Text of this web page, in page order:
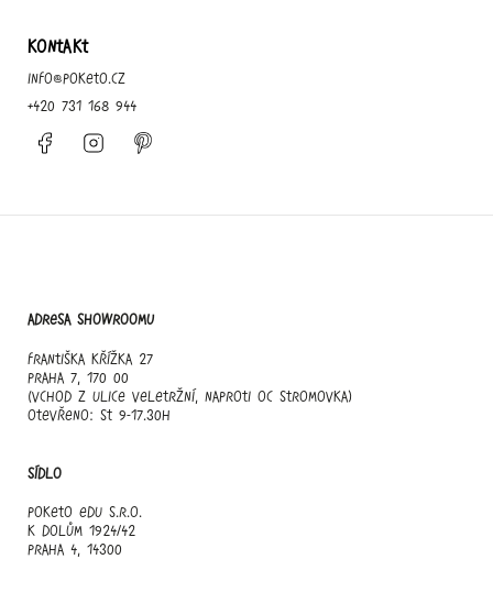
KONTAKT
info@poketo.cz
+420 731 168 944
Facebook Instagram
Adresa showroomu
Františka Křížka 27
Praha 7, 170 00
(vchod z ulice Veletržní, naproti OC Stromovka)
otevřeno: st 9-17.30h
Sídlo
Poketo edu s.r.o.
K Dolům 1924/42
Praha 4, 14300